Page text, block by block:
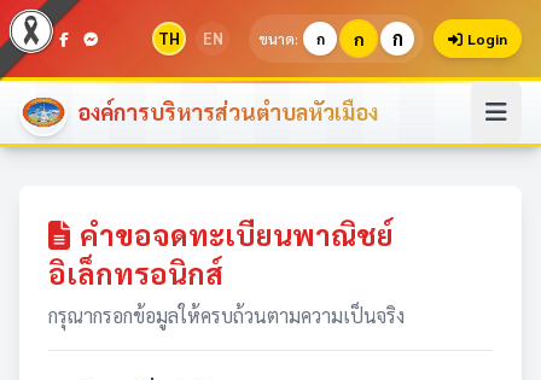
TH EN ขนาด: ก ก ก Login
องค์การบริหารส่วนตำบลหัวเมือง
คำขอจดทะเบียนพาณิชย์
อิเล็กทรอนิกส์
กรุณากรอกข้อมูลให้ครบถ้วนตามความเป็นจริง